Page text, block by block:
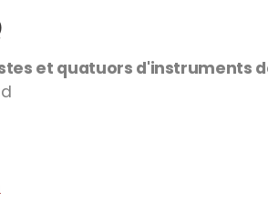
et quatuors d'instruments